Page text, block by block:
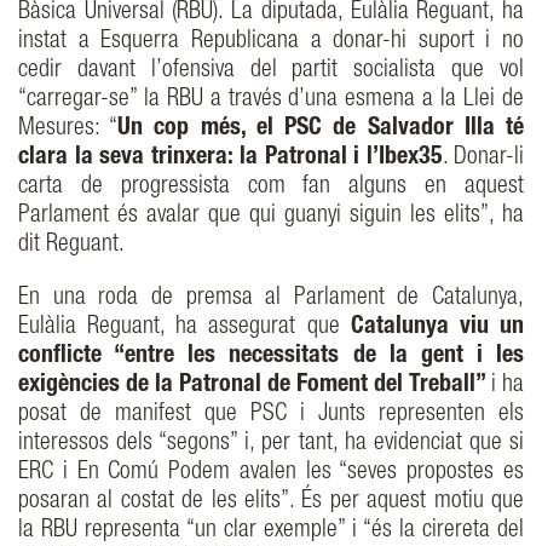
Bàsica Universal (RBU). La diputada, Eulàlia Reguant, ha
instat a Esquerra Republicana a donar-hi suport i no
cedir davant l’ofensiva del partit socialista que vol
“carregar-se” la RBU a través d’una esmena a la Llei de
Mesures: “Un cop més, el PSC de Salvador Illa té
clara la seva trinxera: la Patronal i l’Ibex35. Donar-li
carta de progressista com fan alguns en aquest
Parlament és avalar que qui guanyi siguin les elits”, ha
dit Reguant.
En una roda de premsa al Parlament de Catalunya,
Eulàlia Reguant, ha assegurat que Catalunya viu un
conflicte “entre les necessitats de la gent i les
exigències de la Patronal de Foment del Treball” i ha
posat de manifest que PSC i Junts representen els
interessos dels “segons” i, per tant, ha evidenciat que si
ERC i En Comú Podem avalen les “seves propostes es
posaran al costat de les elits”. És per aquest motiu que
la RBU representa “un clar exemple” i “és la cirereta del